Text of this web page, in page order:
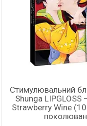
Стимулювальний
Shunga LIPGLOSS
Strawberry Wine